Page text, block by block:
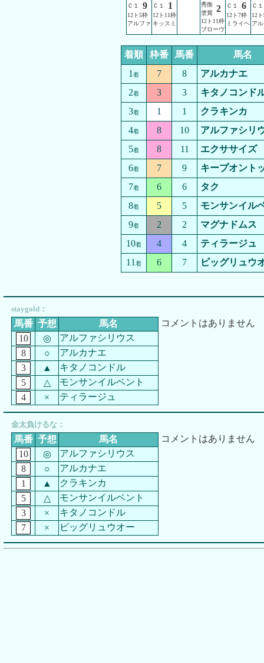
Ｃ１
9
12ト5枠
アルファ
Ｃ１
1
12ト11枠
キッスミ
秀衡
塗賞 2
12ト11枠
ブローヴ
Ｃ１
6
12ト7枠
ミライヘ
Ｃ１
12
ア
着順 枠番 馬番
馬名
1 着 7 8
アルカナエ
2着 3 3
キタノコンド
3着 1 1
クラキンカ
4着 8 10
アルファシリ
5着 8 11
エクササイズ
6着 7 9
キープオント
7着 6 6
タク
8着 5 5
モンサンイル
9着 2 2
マグナドムス
10着 4 4
ティラージュ
11 着 6 7 ビッグリュウ
staygold：
馬番 予想
馬名
10
◎
アルファシリウス
8
○
アルカナエ
3
▲
キタノコンドル
5
△
モンサンイルベント
4
× ティラージュ
コメントはありません
金太負けるな：
馬番 予想
馬名
10
◎
アルファシリウス
8
○
アルカナエ
1
▲
クラキンカ
5
△
モンサンイルベント
3
×
キタノコンドル
7
× ビッグリュウオー
コメントはありません